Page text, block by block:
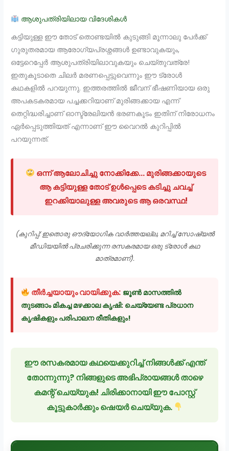
ആശുപത്രിയിലായ വിദേശികൾ
കട്ടിയുള്ള ഈ തോട് തൊണ്ടയിൽ കുടുങ്ങി മൂന്നാലു പേർക്ക്
ഗുരുതരമായ ആരോഗ്യപ്രശ്നങ്ങൾ ഉണ്ടാവുകയും,
ഒട്ടേറെപ്പേർ ആശുപത്രിയിലാവുകയും ചെയ്തുവത്രേ!
ഇതുകൂടാതെ ചിലർ മരണപ്പെട്ടുവെന്നും ഈ ട്രോൾ
കഥകളിൽ പറയുന്നു. ഇത്തരത്തിൽ ജീവന് ഭീഷണിയായ ഒരു
അപകടകരമായ പച്ചക്കറിയാണ് മുരിങ്ങക്കായ എന്ന്
തെറ്റിദ്ധരിച്ചാണ് ഓസ്ട്രേലിയൻ ഭരണകൂടം ഇതിന് നിരോധനം
ഏർപ്പെടുത്തിയത് എന്നാണ് ഈ വൈറൽ കുറിപ്പിൽ
പറയുന്നത്.
ഒന്ന് ആലോചിച്ചു നോക്കിക്കേ… മുരിങ്ങക്കായുടെ
ആ കട്ടിയുള്ള തോട് ഉൾപ്പെടെ കടിച്ചു ചവച്ച്
ഇറക്കിയാലുള്ള അവരുടെ ആ ഒരവസ്ഥ!
(കുറിപ്പ്: ഇതൊരു ഔദ്യോഗിക വാർത്തയല്ല, മറിച്ച് സോഷ്യൽ
മീഡിയയിൽ പ്രചരിക്കുന്ന രസകരമായ ഒരു ട്രോൾ കഥ
മാത്രമാണ്).
തീർച്ചയായും വായിക്കുക: ജൂൺ മാസത്തിൽ
തുടങ്ങാം മികച്ച മഴക്കാല കൃഷി: ചെയ്യേണ്ട പ്രധാന
കൃഷികളും പരിപാലന രീതികളും!
ഈ രസകരമായ കഥയെക്കുറിച്ച് നിങ്ങൾക്ക് എന്ത്
തോന്നുന്നു? നിങ്ങളുടെ അഭിപ്രായങ്ങൾ താഴെ
കമന്റ് ചെയ്യുക! ചിരിക്കാനായി ഈ പോസ്റ്റ്
കൂട്ടുകാർക്കും ഷെയർ ചെയ്യുക.